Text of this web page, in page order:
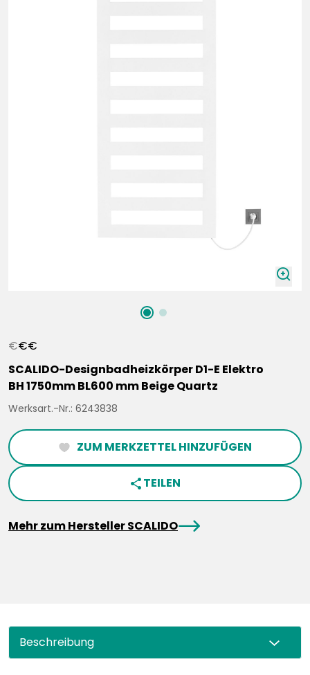
zoomIn
€€€
SCALIDO-Designbadheizkörper D1-E Elektro
BH 1750mm BL600 mm Beige Quartz
Werksart.-Nr.: 6243838
heartFilled ZUM MERKZETTEL HINZUFÜGEN
share TEILEN
Mehr zum Hersteller SCALIDOarrowRight
Beschreibung